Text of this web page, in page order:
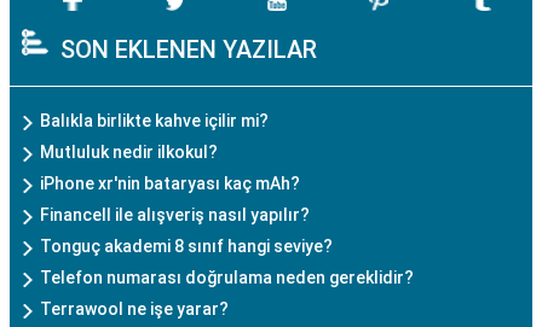
SON EKLENEN YAZILAR
Balıkla birlikte kahve içilir mi?
Mutluluk nedir ilkokul?
iPhone xr'nin bataryası kaç mAh?
Financell ile alışveriş nasıl yapılır?
Tonguç akademi 8 sınıf hangi seviye?
Telefon numarası doğrulama neden gereklidir?
Terrawool ne işe yarar?